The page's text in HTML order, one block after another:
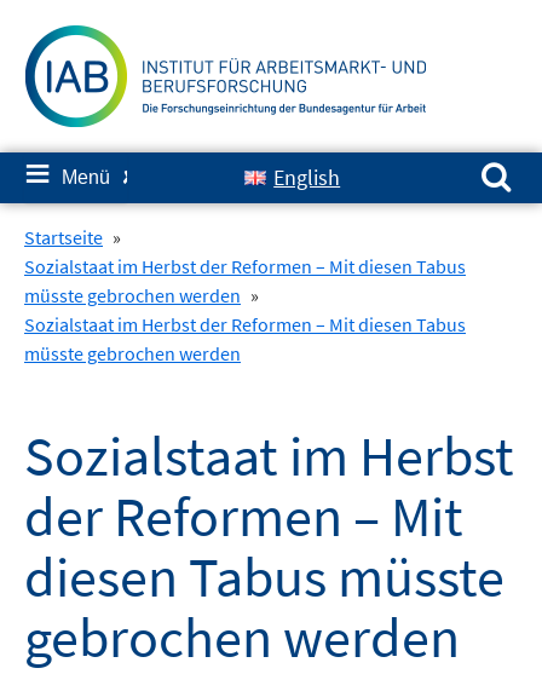
zum
Inhalt
≡ Menü ✘ English
Suchen nach:
Startseite »
Sozialstaat im Herbst der Reformen – Mit diesen Tabus
müsste gebrochen werden »
Sozialstaat im Herbst der Reformen – Mit diesen Tabus
müsste gebrochen werden
Sozialstaat im Herbst
der Reformen – Mit
diesen Tabus müsste
gebrochen werden